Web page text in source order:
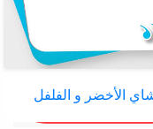
الأخضر و الفلفل